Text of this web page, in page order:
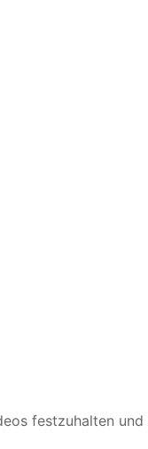
festzuhalten